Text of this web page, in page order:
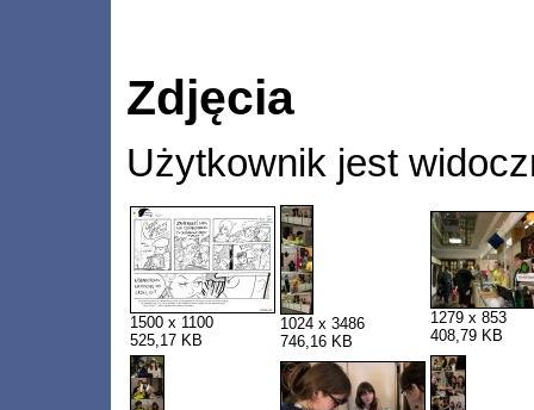
Zdjęcia
Użytkownik jest
1500 x 1100
525,17 KB
1024 x 3486
746,16 KB
1279 x 853
408,79 KB